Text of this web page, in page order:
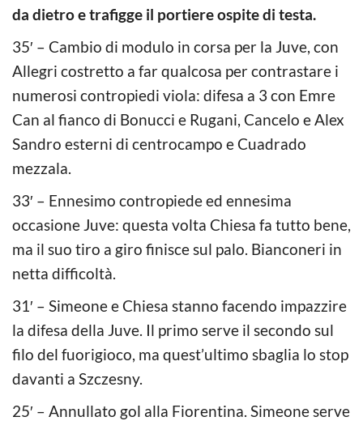
da dietro e trafigge il portiere ospite di testa.
35′ – Cambio di modulo in corsa per la Juve, con
Allegri costretto a far qualcosa per contrastare i
numerosi contropiedi viola: difesa a 3 con Emre
Can al fianco di Bonucci e Rugani, Cancelo e Alex
Sandro esterni di centrocampo e Cuadrado
mezzala.
33′ – Ennesimo contropiede ed ennesima
occasione Juve: questa volta Chiesa fa tutto bene,
ma il suo tiro a giro finisce sul palo. Bianconeri in
netta difficoltà.
31′ – Simeone e Chiesa stanno facendo impazzire
la difesa della Juve. Il primo serve il secondo sul
filo del fuorigioco, ma quest’ultimo sbaglia lo stop
davanti a Szczesny.
25′ – Annullato gol alla Fiorentina. Simeone serve